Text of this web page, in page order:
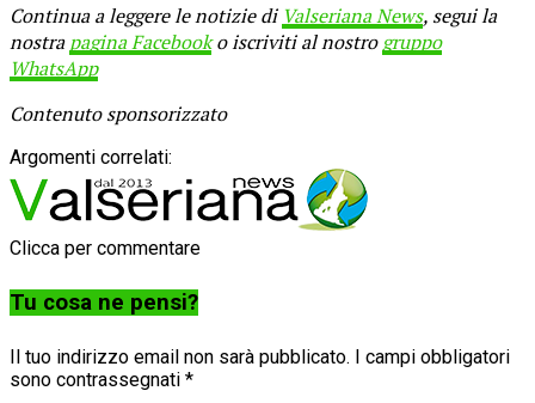
Continua a leggere le notizie di Valseriana News, segui la
nostrapagina Facebooko iscriviti al nostrogruppo
WhatsApp
Contenuto sponsorizzato
Argomenti correlati:
Clicca per commentare
Tu cosa ne pensi?
Il tuo indirizzo email non sarà pubblicato. I campi obbligatori
sono contrassegnati *